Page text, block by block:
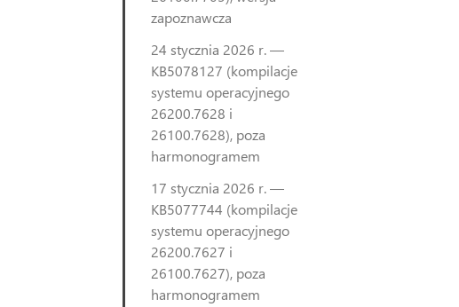
zapoznawcza
24 stycznia 2026 r. —
KB5078127 (kompilacje
systemu operacyjnego
26200.7628 i
26100.7628), poza
harmonogramem
17 stycznia 2026 r. —
KB5077744 (kompilacje
systemu operacyjnego
26200.7627 i
26100.7627), poza
harmonogramem